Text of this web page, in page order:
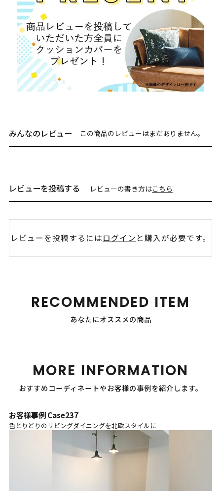
みんなのレビュー この商品のレビューはまだありません。
レビューを投稿する レビューの書き方はこちら
レビューを投稿するにはログイン と購入が必要です。
RECOMMENDED ITEM
あなたにオススメの商品
MORE INFORMATION
おすすめコーディネートやお客様の事例を紹介します。
お客様事例 Case237
色とりどりのリビングダイニングを北欧スタイルに